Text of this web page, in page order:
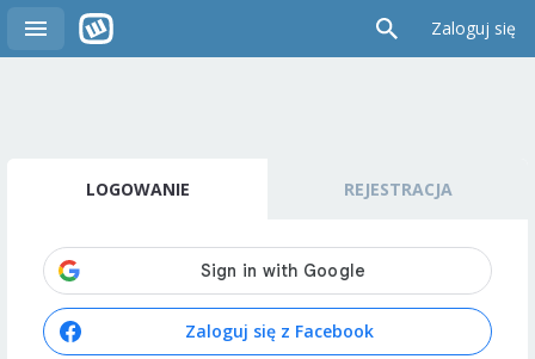
Zaloguj się
LOGOWANIE REJESTRACJA
Zaloguj się z Facebook